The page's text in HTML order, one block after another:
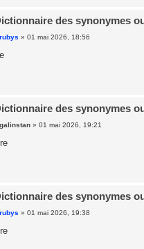
des synonymes
rubys »01 mai 2026, 18:56
des synonymes
galinstan »01 mai 2026, 19:21
des synonymes
rubys »01 mai 2026, 19:38